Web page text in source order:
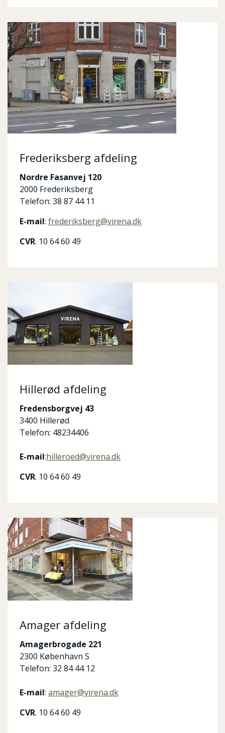
Frederiksberg afdeling
Nordre Fasanvej 120
2000 Frederiksberg
Telefon: 38 87 44 11
E-mail: frederiksberg@virena.dk
CVR. 10 64 60 49
Hillerød afdeling
Fredensborgvej 43
3400 Hillerød
Telefon: 48234406
E-mail:hilleroed@virena.dk
CVR. 10 64 60 49
Amager afdeling
Amagerbrogade 221
2300 København S
Telefon: 32 84 44 12
E-mail: amager@virena.dk
CVR. 10 64 60 49